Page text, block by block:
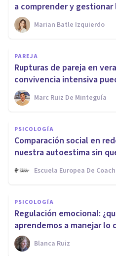
a comprender y gestionar
Marian Batle Izquierdo
PAREJA
Rupturas de pareja en
convivencia intensiva
Marc Ruiz De Minteguía
PSICOLOGÍA
Comparación social en
nuestra autoestima sin
Escuela Europea De
PSICOLOGÍA
Regulación emocional:
aprendemos a manejar lo
Blanca Ruiz